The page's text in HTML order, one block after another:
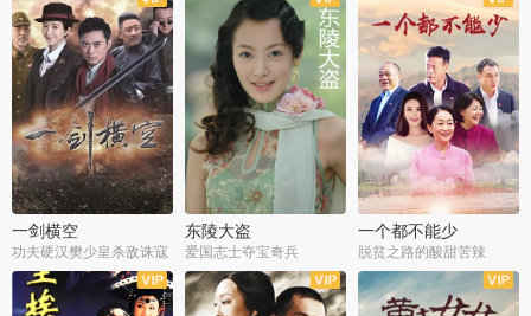
一剑横空
功夫硬汉樊少皇杀敌诛寇
东陵大盗
爱国志士夺宝奇兵
一个都不能少
脱贫之路的酸甜苦辣
全25集
全50集 全23集